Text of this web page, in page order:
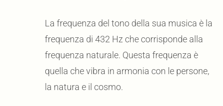
La frequenza del tono della sua musica è la
frequenza di 432 Hz che corrisponde alla
frequenza naturale. Questa frequenza è
quella che vibra in armonia con le persone,
la natura e il cosmo.